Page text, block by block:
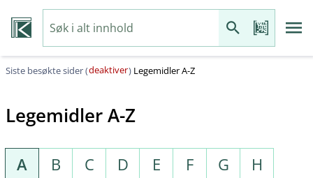
Siste besøkte sider (deaktiver) Legemidler A-Z
Legemidler A-Z
A B C D E F G
H